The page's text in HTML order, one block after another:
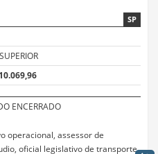
SP
10.069,96
ENCERRADO
operacional, assessor de
oficial legislativo de transporte,